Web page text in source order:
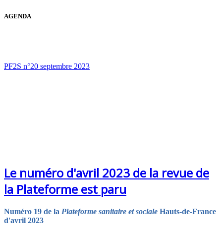
AGENDA
PF2S n°20 septembre 2023
Le numéro d'avril 2023 de la revue de
la Plateforme est paru
Numéro 19 de la Plateforme sanitaire et sociale Hauts-de-France
d'avril 2023